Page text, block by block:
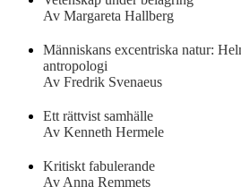
Av Margareta Hallberg
Människans excentriska natur:
antropologi
Av Fredrik Svenaeus
Ett rättvist samhälle
Av Kenneth Hermele
Kritiskt fabulerande
Av Anna Remmets